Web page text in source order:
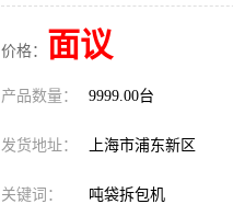
价格： 面议
产品数量： 9999.00台
发货地址： 上海市浦东新区
关键词： 吨袋拆包机